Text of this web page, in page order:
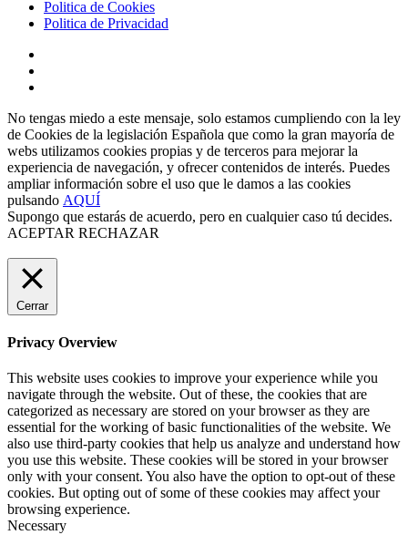
Politica de Cookies
Politica de Privacidad
No tengas miedo a este mensaje, solo estamos cumpliendo con la ley
de Cookies de la legislación Española que como la gran mayoría de
webs utilizamos cookies propias y de terceros para mejorar la
experiencia de navegación, y ofrecer contenidos de interés. Puedes
ampliar información sobre el uso que le damos a las cookies
pulsando AQUÍ
Supongo que estarás de acuerdo, pero en cualquier caso tú decides.
ACEPTAR RECHAZAR
Cerrar
Privacy Overview
This website uses cookies to improve your experience while you
navigate through the website. Out of these, the cookies that are
categorized as necessary are stored on your browser as they are
essential for the working of basic functionalities of the website. We
also use third-party cookies that help us analyze and understand how
you use this website. These cookies will be stored in your browser
only with your consent. You also have the option to opt-out of these
cookies. But opting out of some of these cookies may affect your
browsing experience.
Necessary